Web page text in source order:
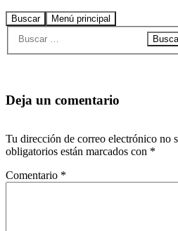
Buscar Menú principal
Deja un comentario
Tu dirección de correo electrónico no
obligatorios están marcados con *
Comentario *